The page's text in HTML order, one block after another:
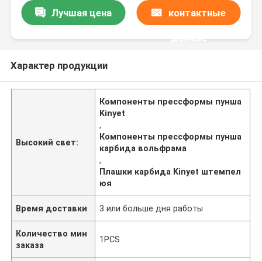
Лучшая цена контактные
данные
Характер продукции
Высокий свет:
Компоненты прессформы пунша
Kinyet
,
Компоненты прессформы пунша
карбида вольфрама
,
Плашки карбида Kinyet штемпел
юя
Время доставки 3 или больше дня работы
Количество мин
заказа
1PCS